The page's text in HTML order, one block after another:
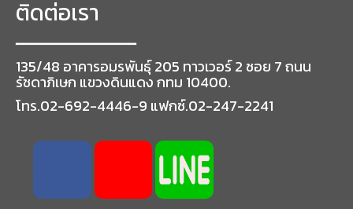
ติดต่อเรา
━━━━━━━━━━━━━━━━━
135/48 อาคารอมรพันธุ์ 205 ทาวเวอร์ 2 ซอย 7 ถนน
รัชดาภิเษก แขวงดินแดง กทม 10400.
โทร.02-692-4446-9 แฟกซ์.02-247-2241